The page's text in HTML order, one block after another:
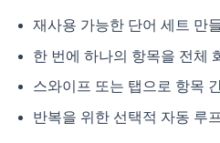
재사용 가능한 단어 세트 만들
한 번에 하나의 항목을 전체
스와이프 또는 탭으로 항목
반복을 위한 선택적 자동 루프